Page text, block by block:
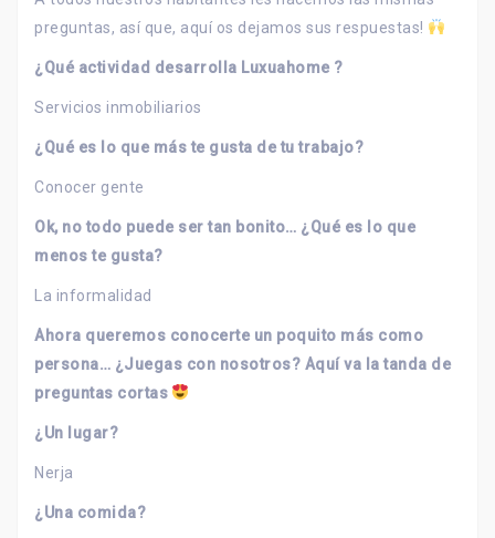
preguntas, así que, aquí os dejamos sus respuestas!
¿Qué actividad desarrolla Luxuahome ?
Servicios inmobiliarios
¿Qué es lo que más te gusta de tu trabajo?
Conocer gente
Ok, no todo puede ser tan bonito… ¿Qué es lo que
menos te gusta?
La informalidad
Ahora queremos conocerte un poquito más como
persona… ¿Juegas con nosotros? Aquí va la tanda de
preguntas cortas
¿Un lugar?
Nerja
¿Una comida?